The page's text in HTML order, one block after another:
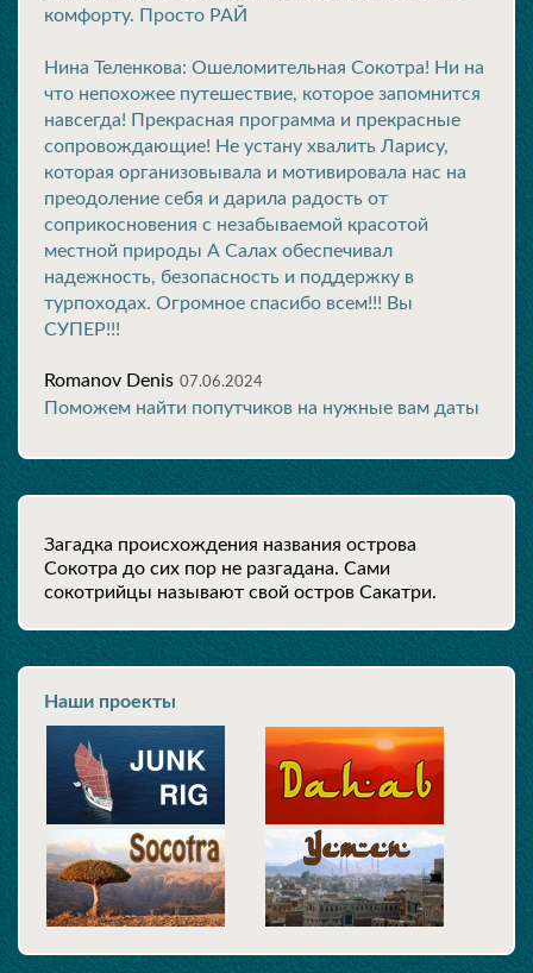
комфорту. Просто РАЙ
Нина Теленкова: Ошеломительная Сокотра! Ни на
что непохожее путешествие, которое запомнится
навсегда! Прекрасная программа и прекрасные
сопровождающие! Не устану хвалить Ларису,
которая организовывала и мотивировала нас на
преодоление себя и дарила радость от
соприкосновения с незабываемой красотой
местной природы А Салах обеспечивал
надежность, безопасность и поддержку в
турпоходах. Огромное спасибо всем!!! Вы
СУПЕР!!!
Romanov Denis 07.06.2024
Поможем найти попутчиков на нужные вам даты
Загадка происхождения названия острова
Сокотра до сих пор не разгадана. Сами
сокотрийцы называют свой остров Сакатри.
Наши проекты